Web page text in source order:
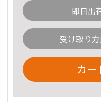
即日出
受け取り
カー